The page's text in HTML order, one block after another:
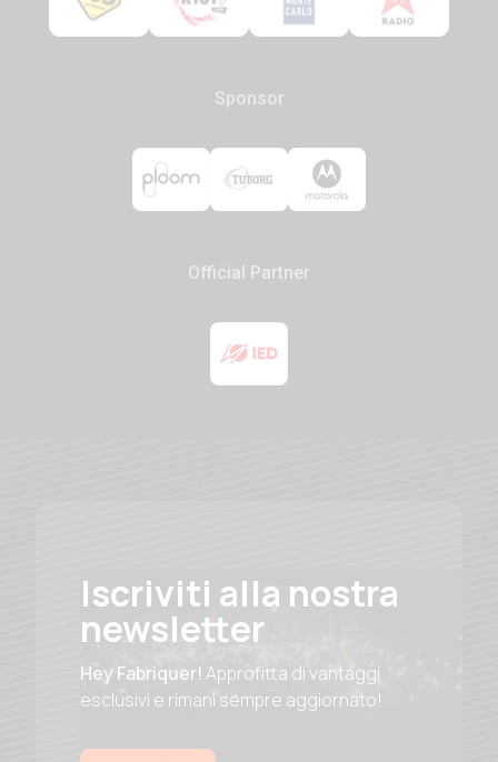
Sponsor
Official Partner
Iscriviti alla nostra
newsletter
Hey Fabriquer!Approfitta di vantaggi
esclusivi e rimani sempre aggiornato!